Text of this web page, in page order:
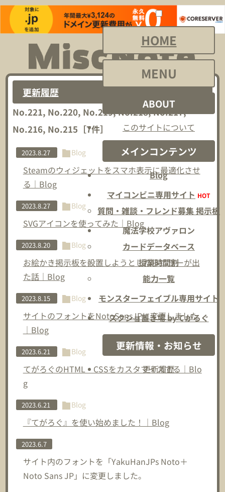
HOME
MENU
ABOUT
このサイトについて
メインコンテンツ
Blog
マイコンビニ専用サイト HOT
質問・雑談・フレンド募集 掲示板
魔法学校アヴァロン
カードデータベース
授業時間割
能力一覧
モンスターフェイブル専用サイト
スクショ置き場 byてがろぐ
更新情報・お知らせ
更新履歴
更新履歴
No.221, No.220, No.219, No.218, No.217,
No.216, No.215 ［7件］
2023.8.27 Blog
Steamのウィジェットをスマホ表示に最適化させ
る｜Blog
2023.8.27 Blog
SVGアイコンを使ってみた｜Blog
2023.8.20 Blog
お絵かき掲示板を設置しようとしたらエラーが出
た話｜Blog
2023.8.15 Blog
サイトのフォントをNotoSansJPに変更しました
｜Blog
2023.6.21 Blog
てがろぐのHTML・CSSをカスタマイズする｜Blo
g
2023.6.21 Blog
『てがろぐ』を使い始めました！｜Blog
2023.6.7
サイト内のフォントを「YakuHanJPs Noto＋
Noto Sans JP」に変更しました。